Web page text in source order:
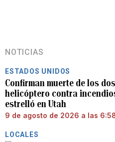
NOTICIAS
ESTADOS UNIDOS
Confirman muerte de los
helicóptero contra
estrelló en Utah
9 de agosto de 2026 a las
LOCALES